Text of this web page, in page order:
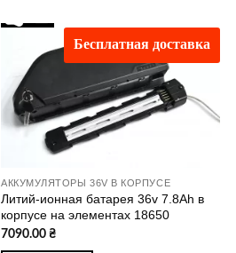
Бесплатная доставка
Додати
до
списку
бажань
АККУМУЛЯТОРЫ 36V В КОРПУСЕ
Литий-ионная батарея 36v 7.8Ah в
корпусе на элементах 18650
7090.00₴